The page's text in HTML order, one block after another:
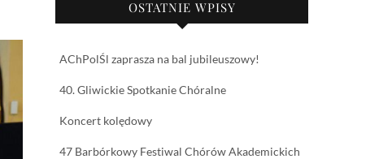
OSTATNIE WPISY
AChPolŚl zaprasza na bal jubileuszowy!
40. Gliwickie Spotkanie Chóralne
Koncert kolędowy
47 Barbórkowy Festiwal Chórów Akademickich